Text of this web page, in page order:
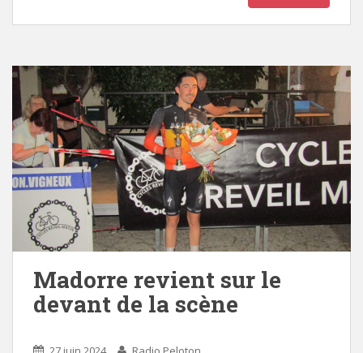
Madorre revient sur le
devant de la scène